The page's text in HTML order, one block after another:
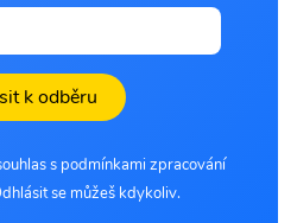
k odběru
s podmínkami zpracování
se můžeš kdykoliv.